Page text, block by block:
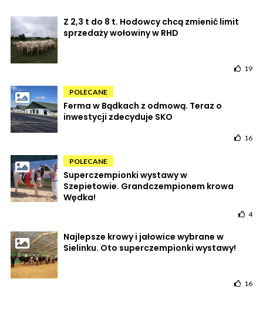
Z 2,3 t do 8 t. Hodowcy chcą zmienić limit
sprzedaży wołowiny w RHD
19
POLECANE
Ferma w Bądkach z odmową. Teraz o
inwestycji zdecyduje SKO
16
POLECANE
Superczempionki wystawy w
Szepietowie. Grandczempionem krowa
Wędka!
4
Najlepsze krowy i jałowice wybrane w
Sielinku. Oto superczempionki wystawy!
16